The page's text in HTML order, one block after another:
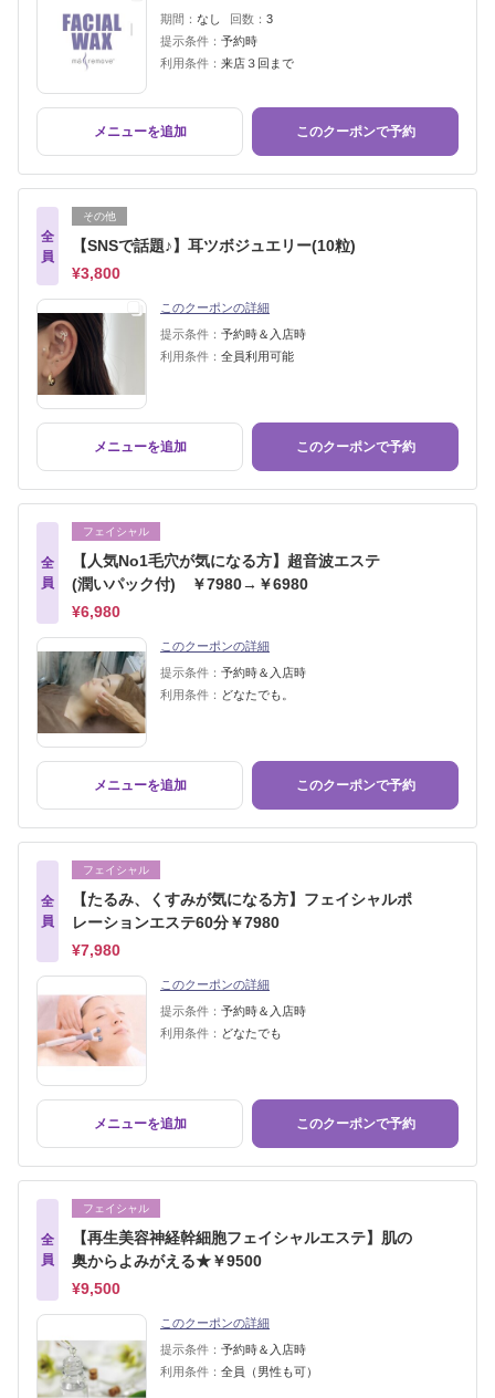
期間： なし 回数： 3
提示条件： 予約時
利用条件： 来店３回まで
メニューを追加 このクーポンで予約
全
員
その他
【SNSで話題♪】耳ツボジュエリー(10粒)
¥3,800
このクーポンの詳細
提示条件： 予約時＆入店時
利用条件： 全員利用可能
メニューを追加 このクーポンで予約
全
員
フェイシャル
【人気No1毛穴が気になる方】超音波エステ
(潤いパック付) ￥7980→￥6980
¥6,980
このクーポンの詳細
提示条件： 予約時＆入店時
利用条件： どなたでも。
メニューを追加 このクーポンで予約
全
員
フェイシャル
【たるみ、くすみが気になる方】フェイシャルポ
レーションエステ60分￥7980
¥7,980
このクーポンの詳細
提示条件： 予約時＆入店時
利用条件： どなたでも
メニューを追加 このクーポンで予約
全
員
フェイシャル
【再生美容神経幹細胞フェイシャルエステ】肌の
奥からよみがえる★￥9500
¥9,500
このクーポンの詳細
提示条件： 予約時＆入店時
利用条件： 全員（男性も可）